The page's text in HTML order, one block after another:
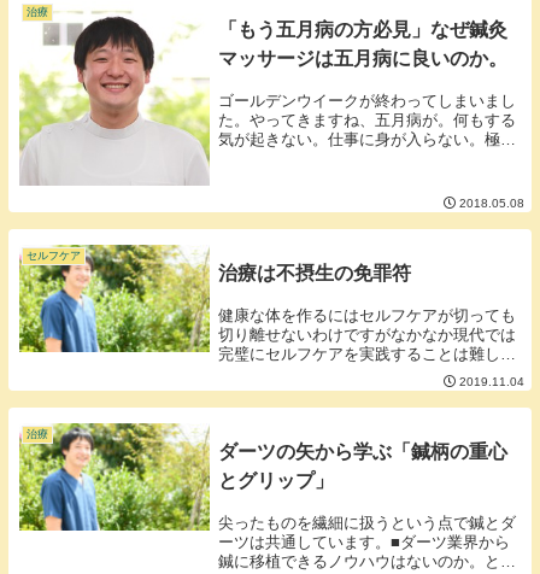
治療
「もう五月病の方必見」なぜ鍼灸
マッサージは五月病に良いのか。
ゴールデンウイークが終わってしまいまし
た。やってきますね、五月病が。何もする
気が起きない。仕事に身が入らない。極度
サージがとても五月病の症状にいいとされ
ています。何...
2018.05.08
セルフケア
治療は不摂生の免罪符
健康な体を作るにはセルフケアが切っても
切り離せないわけですがなかなか現代では
完璧にセルフケアを実践することは難しい
です。健康オタクであっても時間やお金の
縛りがあり時間やお金があるとついついサ
ボってしまいます。そこで、補助的に栄誉
2019.11.04
治療
ダーツの矢から学ぶ「鍼柄の重心
とグリップ」
尖ったものを繊細に扱うという点で鍼とダ
ーツは共通しています。■ダーツ業界から
鍼に移植できるノウハウはないのか。とい